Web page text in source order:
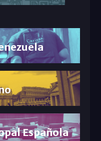
Española